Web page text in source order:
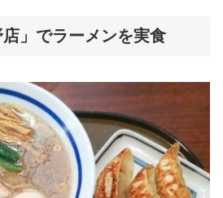
店」でラーメンを実食